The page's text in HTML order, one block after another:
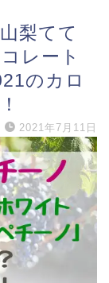
梨てて
レート
のカロ
2021年7月11日